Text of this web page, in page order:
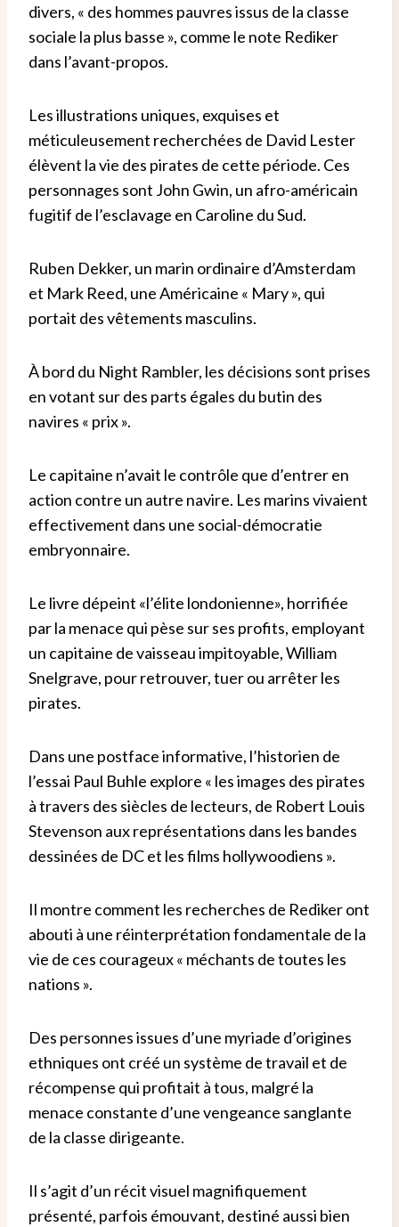
divers, « des hommes pauvres issus de la classe
sociale la plus basse », comme le note Rediker
dans l’avant-propos.
Les illustrations uniques, exquises et
méticuleusement recherchées de David Lester
élèvent la vie des pirates de cette période. Ces
personnages sont John Gwin, un afro-américain
fugitif de l’esclavage en Caroline du Sud.
Ruben Dekker, un marin ordinaire d’Amsterdam
et Mark Reed, une Américaine « Mary », qui
portait des vêtements masculins.
À bord du Night Rambler, les décisions sont prises
en votant sur des parts égales du butin des
navires « prix ».
Le capitaine n’avait le contrôle que d’entrer en
action contre un autre navire. Les marins vivaient
effectivement dans une social-démocratie
embryonnaire.
Le livre dépeint «l’élite londonienne», horrifiée
par la menace qui pèse sur ses profits, employant
un capitaine de vaisseau impitoyable, William
Snelgrave, pour retrouver, tuer ou arrêter les
pirates.
Dans une postface informative, l’historien de
l’essai Paul Buhle explore « les images des pirates
à travers des siècles de lecteurs, de Robert Louis
Stevenson aux représentations dans les bandes
dessinées de DC et les films hollywoodiens ».
Il montre comment les recherches de Rediker ont
abouti à une réinterprétation fondamentale de la
vie de ces courageux « méchants de toutes les
nations ».
Des personnes issues d’une myriade d’origines
ethniques ont créé un système de travail et de
récompense qui profitait à tous, malgré la
menace constante d’une vengeance sanglante
de la classe dirigeante.
Il s’agit d’un récit visuel magnifiquement
présenté, parfois émouvant, destiné aussi bien